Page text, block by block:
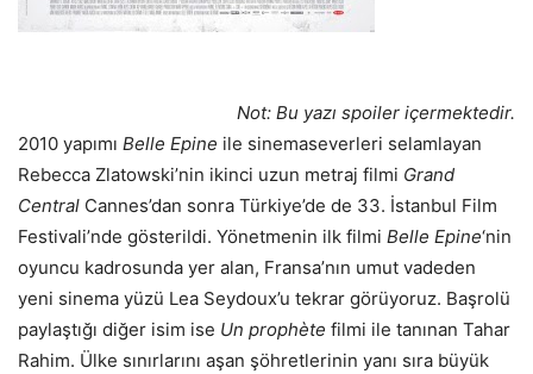
Not: Bu yazı spoiler içermektedir.
2010 yapımı Belle Epine ile sinemaseverleri selamlayan
Rebecca Zlatowski’nin ikinci uzun metraj filmi Grand
Central Cannes’dan sonra Türkiye’de de 33. İstanbul Film
Festivali’nde gösterildi. Yönetmenin ilk filmi Belle Epine‘nin
oyuncu kadrosunda yer alan, Fransa’nın umut vadeden
yeni sinema yüzü Lea Seydoux’u tekrar görüyoruz. Başrolü
paylaştığı diğer isim ise Un prophète filmi ile tanınan Tahar
Rahim. Ülke sınırlarını aşan şöhretlerinin yanı sıra büyük